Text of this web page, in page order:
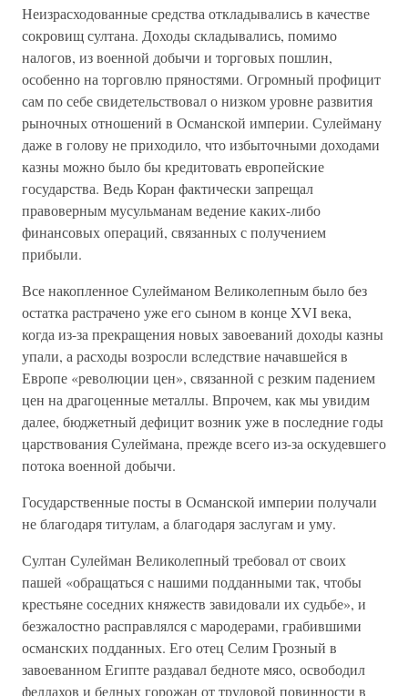
Неизрасходованные средства откладывались в качестве
сокровищ султана. Доходы складывались, помимо
налогов, из военной добычи и торговых пошлин,
особенно на торговлю пряностями. Огромный профицит
сам по себе свидетельствовал о низком уровне развития
рыночных отношений в Османской империи. Сулейману
даже в голову не приходило, что избыточными доходами
казны можно было бы кредитовать европейские
государства. Ведь Коран фактически запрещал
правоверным мусульманам ведение каких-либо
финансовых операций, связанных с получением
прибыли.
Все накопленное Сулейманом Великолепным было без
остатка растрачено уже его сыном в конце XVI века,
когда из-за прекращения новых завоеваний доходы казны
упали, а расходы возросли вследствие начавшейся в
Европе «революции цен», связанной с резким падением
цен на драгоценные металлы. Впрочем, как мы увидим
далее, бюджетный дефицит возник уже в последние годы
царствования Сулеймана, прежде всего из-за оскудевшего
потока военной добычи.
Государственные посты в Османской империи получали
не благодаря титулам, а благодаря заслугам и уму.
Султан Сулейман Великолепный требовал от своих
пашей «обращаться с нашими подданными так, чтобы
крестьяне соседних княжеств завидовали их судьбе», и
безжалостно расправлялся с мародерами, грабившими
османских подданных. Его отец Селим Грозный в
завоеванном Египте раздавал бедноте мясо, освободил
феллахов и бедных горожан от трудовой повинности в